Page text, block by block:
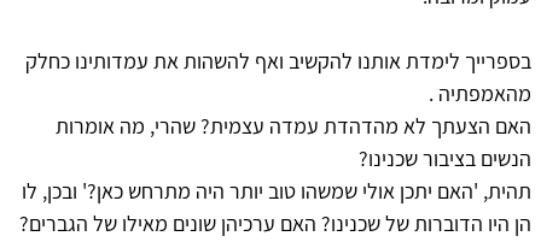
בספרייך לימדת אותנו להקשיב ואף להשהות את עמדותינו כחלק
מהאמפתיה .
האם הצעתך לא מהדהדת עמדה עצמית? שהרי, מה אומרות
הנשים בציבור שכנינו?
תהית, 'האם יתכן אולי שמשהו טוב יותר היה מתרחש כאן?' ובכן, לו
הן היו הדוברות של שכנינו? האם ערכיהן שונים מאילו של הגברים?